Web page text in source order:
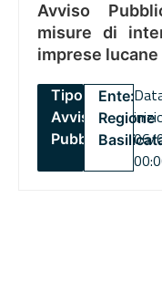
Avviso
misure di
imprese lucane
Tipo:
Avviso
Pubblico
Ente:
Regione
06/